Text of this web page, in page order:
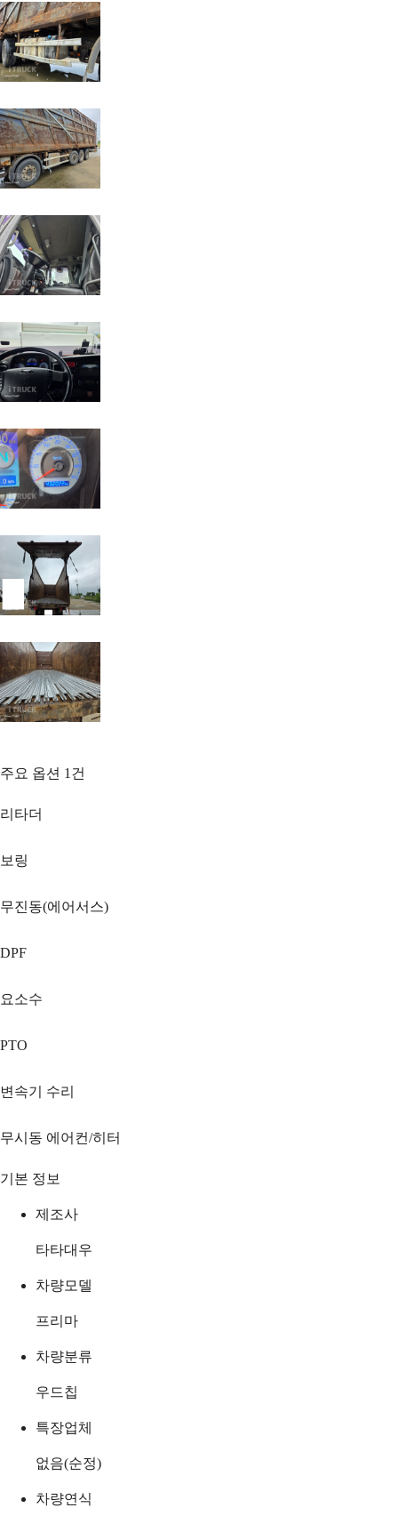
주요 옵션 1 건
리타더
보링
무진동(에어서스)
DPF
요소수
PTO
변속기 수리
무시동 에어컨/히터
기본 정보
제조사
타타대우
차량모델
프리마
차량분류
우드칩
특장업체
없음(순정)
차량연식